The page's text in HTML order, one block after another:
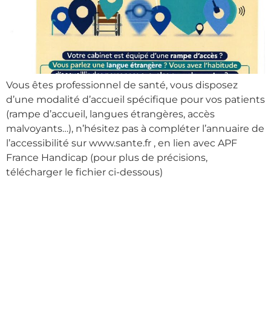
Vous êtes professionnel de santé, vous disposez
d’une modalité d’accueil spécifique pour vos patients
(rampe d’accueil, langues étrangères, accès
malvoyants…), n’hésitez pas à compléter l’annuaire de
l’accessibilité sur www.sante.fr , en lien avec APF
France Handicap (pour plus de précisions,
télécharger le fichier ci-dessous)